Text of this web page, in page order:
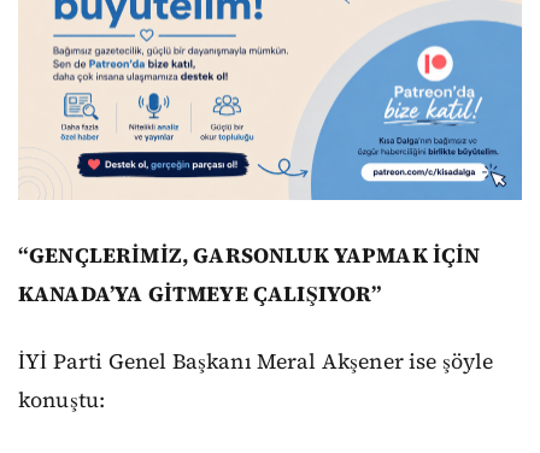
“GENÇLERİMİZ, GARSONLUK YAPMAK İÇİN
KANADA’YA GİTMEYE ÇALIŞIYOR”
İYİ Parti Genel Başkanı Meral Akşener ise şöyle
konuştu: